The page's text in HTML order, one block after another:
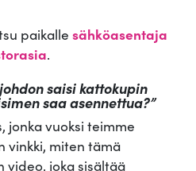
paikalle sähköasentaja
.
saisi kattokupin
saa asennettua?”
jonka vuoksi teimme
vinkki, miten tämä
video, joka sisältää